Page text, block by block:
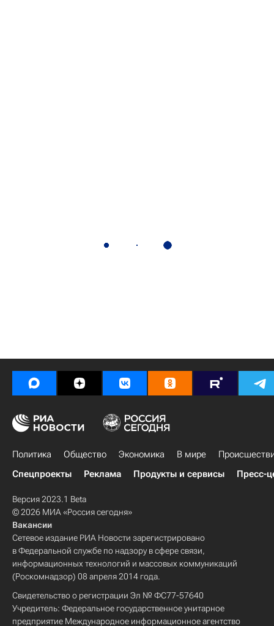
Политика Общество Экономика В мире
Спецпроекты
Реклама Продукты и сервисы Пресс-
Версия 2023.1 Beta
© 2026 МИА «Россия сегодня»
Вакансии
Сетевое издание РИА Новости зарегистрировано
в Федеральной службе по надзору в сфере связи,
информационных технологий и массовых коммуникаций
(Роскомнадзор) 08 апреля 2014 года.
Свидетельство о регистрации Эл № ФС77-57640
Учредитель: Федеральное государственное унитарное
предприятие Международное информационное агентство